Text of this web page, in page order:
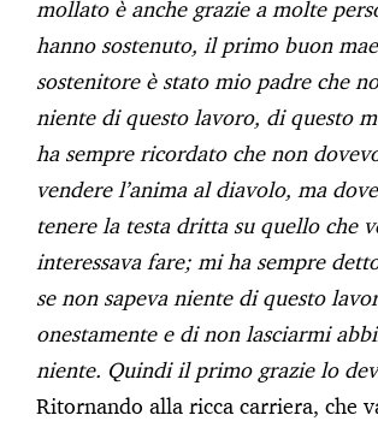
mollato è anche grazie a molte
hanno sostenuto, il primo buon
sostenitore è stato mio padre che
niente di questo lavoro, di questo
ha sempre ricordato che non
vendere l’anima al diavolo, ma
tenere la testa dritta su quello che
interessava fare; mi ha sempre
se non sapeva niente di questo
onestamente e di non lasciarmi
niente. Quindi il primo grazie lo
Ritornando alla ricca carriera, che